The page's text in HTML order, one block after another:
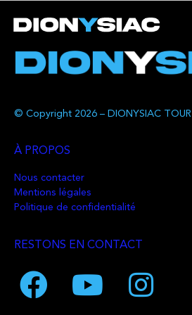
© Copyright 2026 – DIONYSIAC TOUR
À PROPOS
Nous contacter
Mentions légales
Politique de confidentialité
RESTONS EN CONTACT